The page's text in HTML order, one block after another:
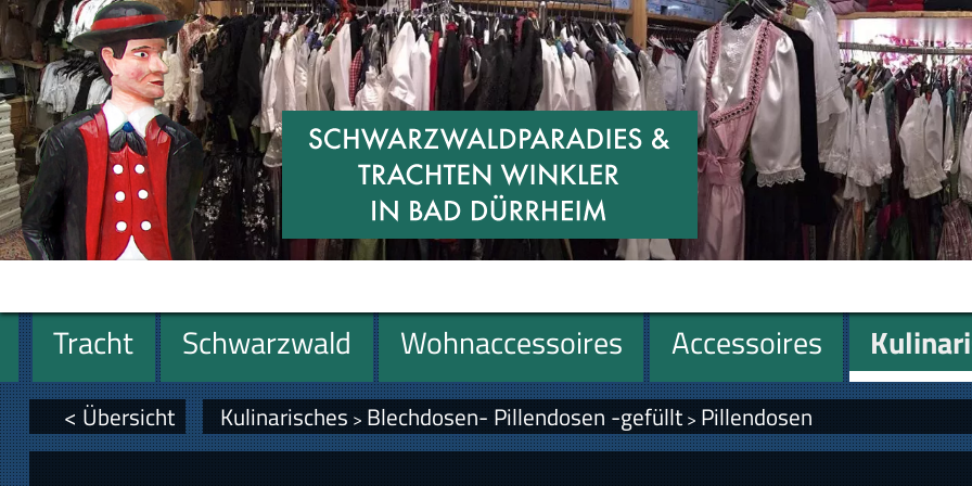
Tracht Schwarzwald Wohnaccessoires Accessoires
Miniaturen
Geschenke
< Übersicht Kulinarisches > Blechdosen- Pillendosen -gefüllt> Pillendosen